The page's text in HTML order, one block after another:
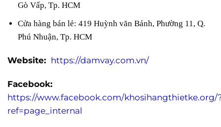
Gò Vấp, Tp. HCM
Cửa hàng bán lẻ: 419 Huỳnh văn Bánh, Phường 11, Q.
Phú Nhuận, Tp. HCM
Website: https://damvay.com.vn/
Facebook:
https://www.facebook.com/khosihangthietke.org/
ref=page_internal